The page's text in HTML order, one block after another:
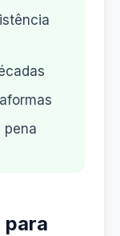
pena
para